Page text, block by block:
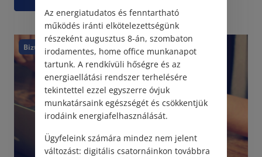
Biztonság
Az energiatudatos és fenntartható
működés iránti elkötelezettségünk
részeként augusztus 8-án, szombaton
irodamentes, home office munkanapot
tartunk. A rendkívüli hőségre és az
energiaellátási rendszer terhelésére
tekintettel ezzel egyszerre óvjuk
munkatársaink egészségét és csökkentjük
irodáink energiafelhasználását.
Ügyfeleink számára mindez nem jelent
változást: digitális csatornáinkon továbbra